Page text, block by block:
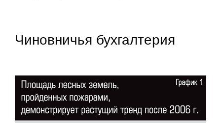
О совете
Конкурсы и вакансии
Контакты
Чиновничья бухгалтерия